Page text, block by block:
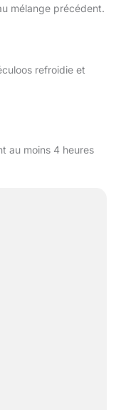
mélange précédent.
refroidie et
au moins 4 heures